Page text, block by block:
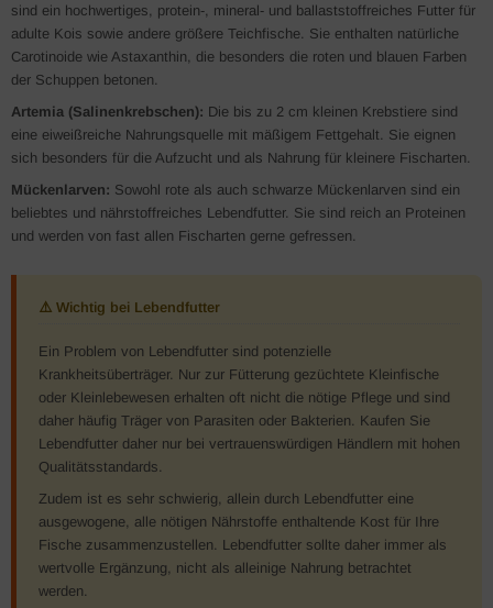
sind ein hochwertiges, protein-, mineral- und ballaststoffreiches Futter für
adulte Kois sowie andere größere Teichfische. Sie enthalten natürliche
Carotinoide wie Astaxanthin, die besonders die roten und blauen Farben
der Schuppen betonen.
Artemia (Salinenkrebschen): Die bis zu 2 cm kleinen Krebstiere sind
eine eiweißreiche Nahrungsquelle mit mäßigem Fettgehalt. Sie eignen
sich besonders für die Aufzucht und als Nahrung für kleinere Fischarten.
Mückenlarven: Sowohl rote als auch schwarze Mückenlarven sind ein
beliebtes und nährstoffreiches Lebendfutter. Sie sind reich an Proteinen
und werden von fast allen Fischarten gerne gefressen.
⚠️ Wichtig bei Lebendfutter
Ein Problem von Lebendfutter sind potenzielle
Krankheitsüberträger. Nur zur Fütterung gezüchtete Kleinfische
oder Kleinlebewesen erhalten oft nicht die nötige Pflege und sind
daher häufig Träger von Parasiten oder Bakterien. Kaufen Sie
Lebendfutter daher nur bei vertrauenswürdigen Händlern mit hohen
Qualitätsstandards.
Zudem ist es sehr schwierig, allein durch Lebendfutter eine
ausgewogene, alle nötigen Nährstoffe enthaltende Kost für Ihre
Fische zusammenzustellen. Lebendfutter sollte daher immer als
wertvolle Ergänzung, nicht als alleinige Nahrung betrachtet
werden.